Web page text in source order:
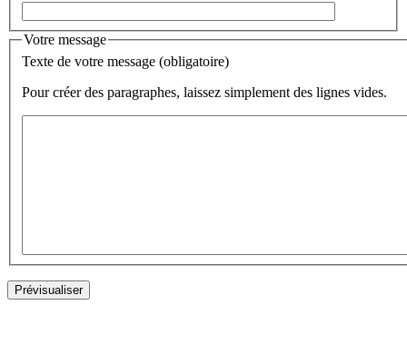
Votre message
Texte de votre message (obligatoire)
Pour créer des paragraphes, laissez simplement des lignes vides.